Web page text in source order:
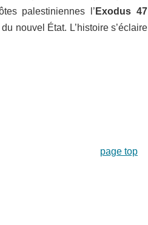
palestiniennes l’ Exodus 47
nouvel État. L’histoire s’éclaire
page top